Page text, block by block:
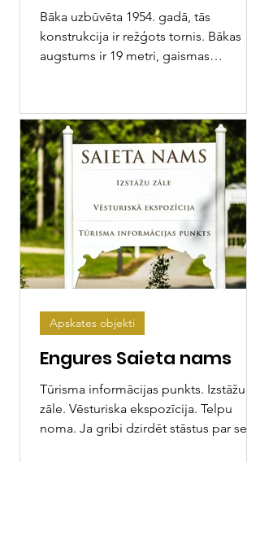
Bāka uzbūvēta 1954. gadā, tās
konstrukcija ir režģots tornis. Bākas
augstums ir 19 metri, gaismas
Engures Saieta nams
Tūrisma informācijas punkts. Izstāžu
zāle. Vēsturiska ekspozīcija. Telpu
noma. Ja gribi dzirdēt stāstus par seno
Apskates objekti